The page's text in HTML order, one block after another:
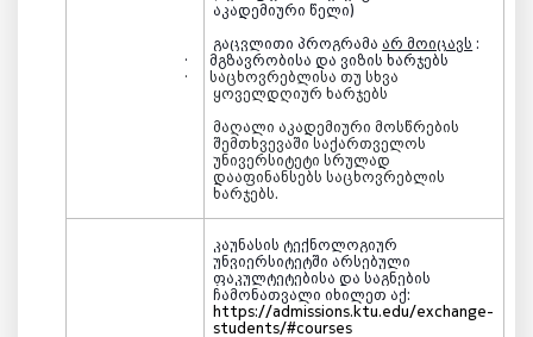
აკადემიური წელი)
გაცვლითი პროგრამა არ მოიცავს :
·
მგზავრობისა და ვიზის ხარჯებს
·
საცხოვრებლისა თუ სხვა
ყოველდღიურ ხარჯებს
მაღალი აკადემიური მოსწრების
შემთხვევაში საქართველოს
უნივერსიტეტი სრულად
დააფინანსებს საცხოვრებლის
ხარჯებს.
კაუნასის ტექნოლოგიურ
უნვიერსიტეტში არსებული
ფაკულტეტებისა და საგნების
ჩამონათვალი იხილეთ აქ:
https://admissions.ktu.edu/exchange-
students/#courses